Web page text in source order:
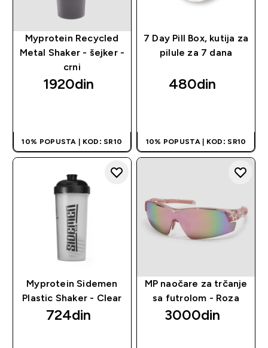
Myprotein Recycled
Metal Shaker - šejker -
crni
1920din‎
10% POPUSTA | KOD: SR10
7 Day Pill Box, kutija za
pilule za 7 dana
480din‎
10% POPUSTA | KOD: SR10
Myprotein Sidemen
Plastic Shaker - Clear
724din‎
MP naočare za trčanje
sa futrolom - Roza
3000din‎